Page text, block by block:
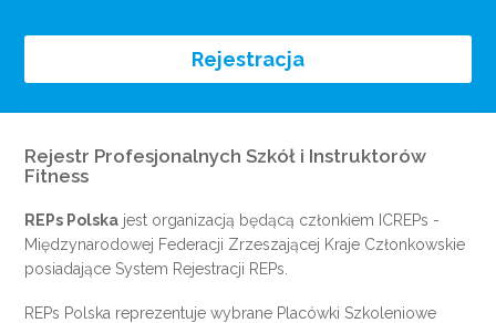
Rejestracja
Rejestr Profesjonalnych Szkół i Instruktorów
Fitness
REPs Polska jest organizacją będącą członkiem ICREPs -
Międzynarodowej Federacji Zrzeszającej Kraje Członkowskie
posiadające System Rejestracji REPs.
REPs Polska reprezentuje wybrane Placówki Szkoleniowe